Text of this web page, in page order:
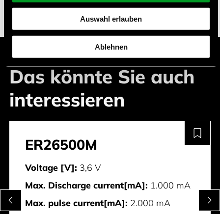
Auswahl erlauben
Ablehnen
Das könnte Sie auch
interessieren
ER26500M
Voltage [V]: 3,6 V
Max. Discharge current[mA]: 1.000 mA
Max. pulse current[mA]: 2.000 mA